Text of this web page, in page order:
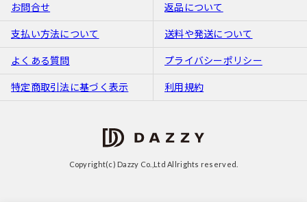
お問合せ 返品について
支払い方法について 送料や発送について
よくある質問 プライバシーポリシー
特定商取引法に基づく表示 利用規約
Copyright(c) Dazzy Co.,Ltd Allrights reserved.